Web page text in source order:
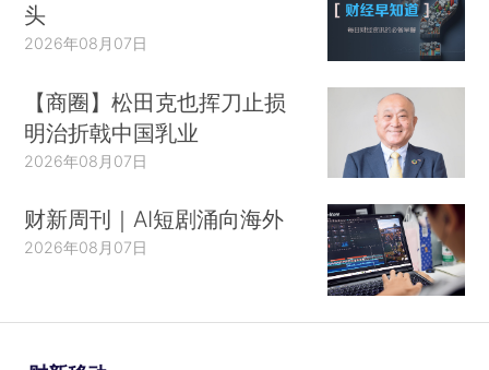
头
2026年08月07日
【商圈】松田克也挥刀止损
明治折戟中国乳业
2026年08月07日
财新周刊｜AI短剧涌向海外
2026年08月07日